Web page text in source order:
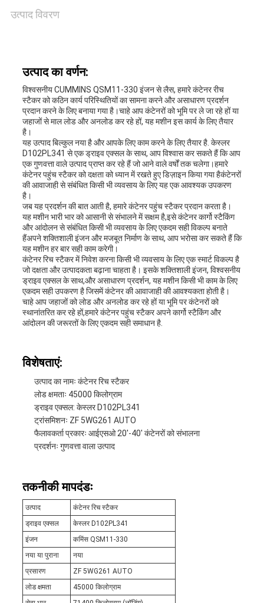
उत्पाद विवरण
उत्पाद का वर्णन:
विश्वसनीय CUMMINS QSM11-330 इंजन से लैस, हमारे कंटेनर रीच
स्टैकर को कठिन कार्य परिस्थितियों का सामना करने और असाधारण प्रदर्शन
प्रदान करने के लिए बनाया गया है।चाहे आप कंटेनरों को भूमि पर ले जा रहे हों या
जहाजों से माल लोड और अनलोड कर रहे हों, यह मशीन इस कार्य के लिए तैयार
है।
यह उत्पाद बिल्कुल नया है और आपके लिए काम करने के लिए तैयार है. केस्लर
D102PL341 से एक ड्राइव एक्सल के साथ, आप विश्वास कर सकते हैं कि आप
एक गुणवत्ता वाले उत्पाद प्राप्त कर रहे हैं जो आने वाले वर्षों तक चलेगा।हमारे
कंटेनर पहुंच स्टैकर को दक्षता को ध्यान में रखते हुए डिज़ाइन किया गया हैकंटेनरों
की आवाजाही से संबंधित किसी भी व्यवसाय के लिए यह एक आवश्यक उपकरण
है।
जब यह प्रदर्शन की बात आती है, हमारे कंटेनर पहुंच स्टैकर प्रदान करता है।
यह मशीन भारी भार को आसानी से संभालने में सक्षम है,इसे कंटेनर कार्गो स्टैकिंग
और आंदोलन से संबंधित किसी भी व्यवसाय के लिए एकदम सही विकल्प बनाते
हैंअपने शक्तिशाली इंजन और मजबूत निर्माण के साथ, आप भरोसा कर सकते हैं कि
यह मशीन हर बार सही काम करेगी।
कंटेनर रिच स्टैकर में निवेश करना किसी भी व्यवसाय के लिए एक स्मार्ट विकल्प है
जो दक्षता और उत्पादकता बढ़ाना चाहता है। इसके शक्तिशाली इंजन, विश्वसनीय
ड्राइव एक्सल के साथ,और असाधारण प्रदर्शन, यह मशीन किसी भी काम के लिए
एकदम सही उपकरण है जिसमें कंटेनर की आवाजाही की आवश्यकता होती है।
चाहे आप जहाजों को लोड और अनलोड कर रहे हों या भूमि पर कंटेनरों को
स्थानांतरित कर रहे हों,हमारे कंटेनर पहुंच स्टैकर अपने कार्गो स्टैकिंग और
आंदोलन की जरूरतों के लिए एकदम सही समाधान है.
विशेषताएं:
उत्पाद का नामः कंटेनर रिच स्टैकर
लोड क्षमताः 45000 किलोग्राम
ड्राइव एक्सल: केस्लर D102PL341
ट्रांसमिशनः ZF 5WG261 AUTO
फैलावकर्ता प्रकारः आईएसओ 20'-40' कंटेनरों को संभालना
प्रदर्शनः गुणवत्ता वाला उत्पाद
तकनीकी मापदंडः
उत्पाद
कंटेनर रिच स्टैकर
ड्राइव एक्सल
केस्लर D102PL341
इंजन
कमिंस QSM11-330
नया या पुराना
नया
प्रसारण
ZF 5WG261 AUTO
लोड क्षमता
45000 किलोग्राम